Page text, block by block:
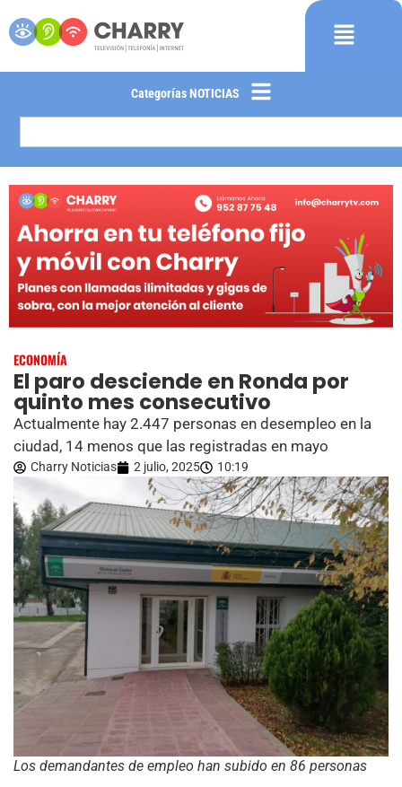
Categorías NOTICIAS
ECONOMÍA
El paro desciende en Ronda por
quinto mes consecutivo
Actualmente hay 2.447 personas en desempleo en la
ciudad, 14 menos que las registradas en mayo
Charry Noticias 2 julio, 2025 10:19
Los demandantes de empleo han subido en 86 personas